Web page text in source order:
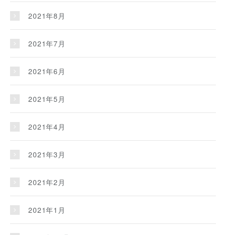
2021年8月
2021年7月
2021年6月
2021年5月
2021年4月
2021年3月
2021年2月
2021年1月